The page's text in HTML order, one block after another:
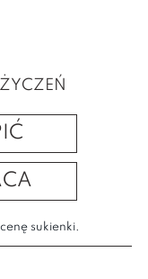
sukienki.